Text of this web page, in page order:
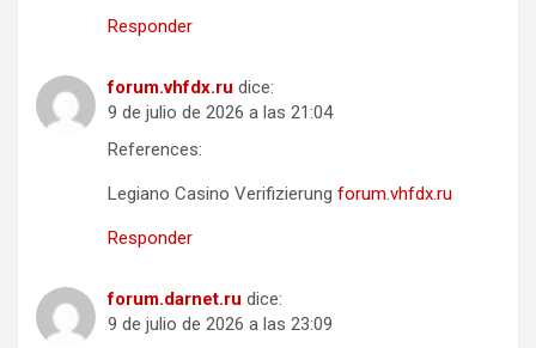
Responder
forum.vhfdx.ru dice:
9 de julio de 2026 a las 21:04
References:
Legiano Casino Verifizierung forum.vhfdx.ru
Responder
forum.darnet.ru dice:
9 de julio de 2026 a las 23:09